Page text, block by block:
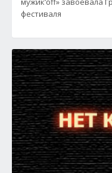
фестиваля